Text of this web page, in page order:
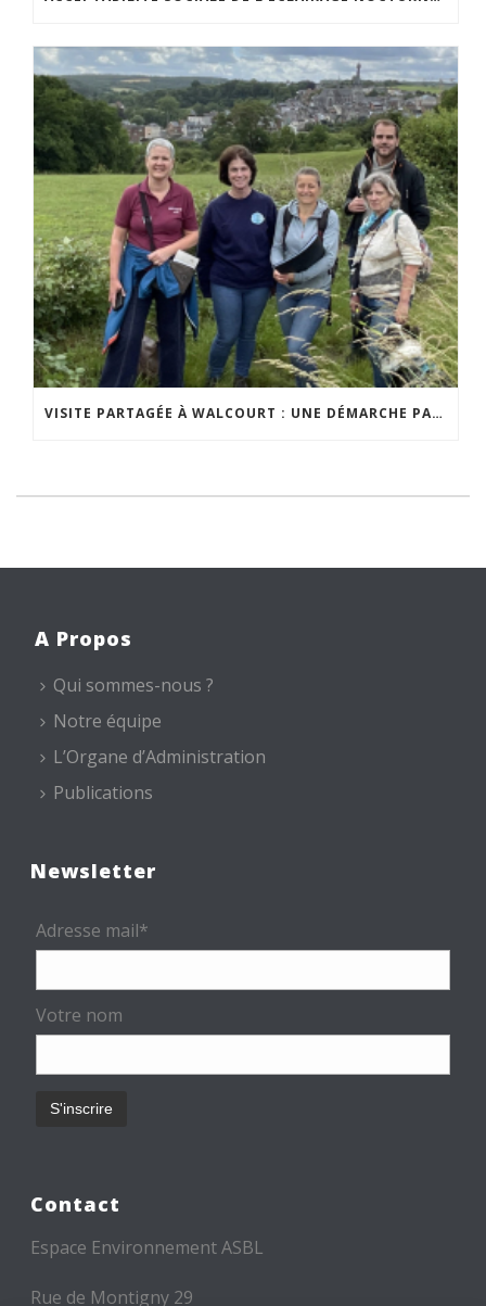
VISITE PARTAGÉE À WALCOURT : UNE DÉMARCHE PARTICIPATIVE ANIMÉE PAR ESPACE ENVIRONNEMENT
A Propos
Qui sommes-nous ?
Notre équipe
L’Organe d’Administration
Publications
Newsletter
Adresse mail*
Votre nom
Contact
Espace Environnement ASBL
Rue de Montigny 29